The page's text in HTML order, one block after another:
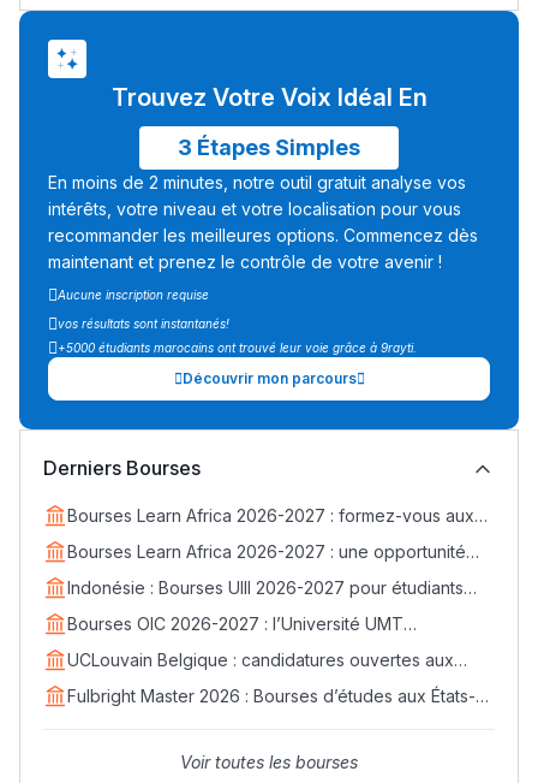
Trouvez Votre Voix Idéal En
3 Étapes Simples
En moins de 2 minutes, notre outil gratuit analyse vos
intérêts, votre niveau et votre localisation pour vous
recommander les meilleures options. Commencez dès
maintenant et prenez le contrôle de votre avenir !
Aucune inscription requise
vos résultats sont instantanés!
+5000 étudiants marocains ont trouvé leur voie grâce à 9rayti.
Découvrir mon parcours
Derniers Bourses
Bourses Learn Africa 2026-2027 : formez-vous aux
métiers de la santé avec EDUMED
Bourses Learn Africa 2026-2027 : une opportunité
d’excellence pour rejoindre ESLSCA Rabat
Indonésie : Bourses UIII 2026-2027 pour étudiants
internationaux (Master et Doctorat)
Bourses OIC 2026-2027 : l’Université UMT
d’Islamabad ouvre ses candidatures aux étudiants
UCLouvain Belgique : candidatures ouvertes aux
bourses MSCA Postdoctoral Fellowships 2026
Fulbright Master 2026 : Bourses d’études aux États-
Voir toutes les bourses